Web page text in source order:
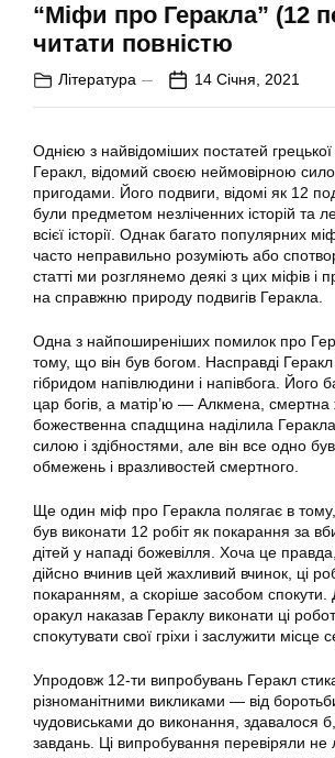
“Міфи про Геракла” (12
читати повністю
Література 14 Січня, 2021
Однією з найвідоміших постатей грецької
Геракл, відомий своєю неймовірною
пригодами. Його подвиги, відомі як 12
були предметом незліченних історій та
всієї історії. Однак багато популярних
часто неправильно розуміють або
статті ми розглянемо деякі з цих міфів і
на справжню природу подвигів Геракла.
Одна з найпоширеніших помилок про
тому, що він був богом. Насправді
гібридом напівлюдини і напівбога. Його
цар богів, а матір’ю — Алкмена, смертна
божественна спадщина наділила
силою і здібностями, але він все одно
обмежень і вразливостей смертного.
Ще один міф про Геракла полягає в
був виконати 12 робіт як покарання за
дітей у нападі божевілля. Хоча це
дійсно вчинив цей жахливий вчинок, ці
покаранням, а скоріше засобом спокути.
оракул наказав Гераклу виконати ці
спокутувати свої гріхи і заслужити місце
Упродовж 12-ти випробувань Геракл
різноманітними викликами — від
чудовиськами до виконання, здавалося
завдань. Ці випробування перевіряли